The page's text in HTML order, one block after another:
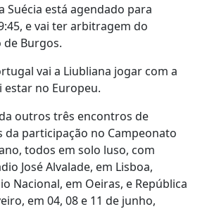
Suécia está agendado para
e vai ter arbitragem do
de Burgos.
vai a Liubliana jogar com a
estar no Europeu.
outros três encontros de
da participação no Campeonato
todos em solo luso, com
José Alvalade, em Lisboa,
Nacional, em Oeiras, e República
em 04, 08 e 11 de junho,